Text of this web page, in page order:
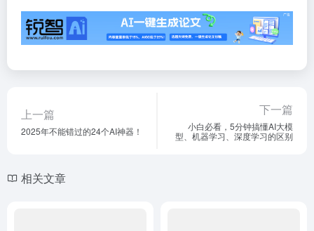
上一篇
2025年不能错过的24个AI神器！
下一篇
小白必看，5分钟搞懂AI大模
型、机器学习、深度学习的区别
相关文章